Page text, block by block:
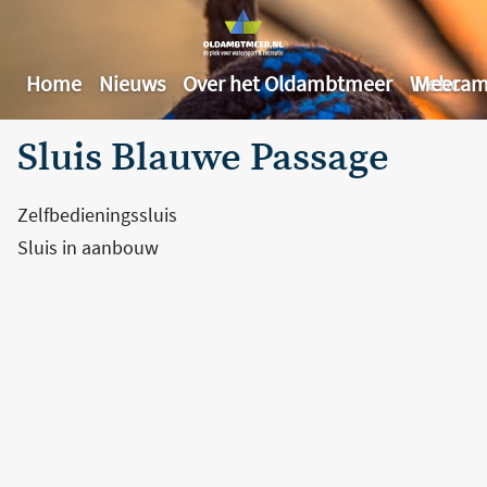
Home Nieuws Over het Oldambtmeer Meer
Sluis Blauwe Passage
Zelfbedieningssluis
Sluis in aanbouw